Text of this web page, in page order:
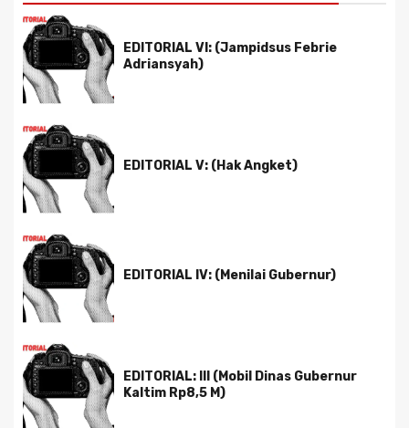
EDITORIAL VI: (Jampidsus Febrie
Adriansyah)
EDITORIAL V: (Hak Angket)
EDITORIAL IV: (Menilai Gubernur)
EDITORIAL: III (Mobil Dinas Gubernur
Kaltim Rp8,5 M)